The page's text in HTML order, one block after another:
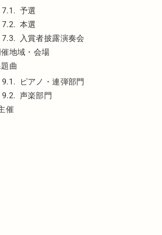
予選
本選
入賞者披露演奏会
地域・会場
曲
ピアノ・連弾部門
声楽部門
催